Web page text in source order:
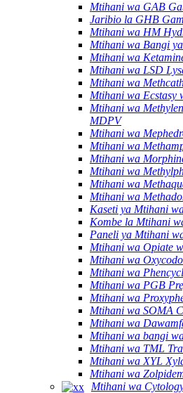
Mtihani wa GAB
Jaribio la GHB
Mtihani wa HM
Mtihani wa Bangi
Mtihani wa
Mtihani wa LSD
Mtihani wa
Mtihani wa Ecstasy
Mtihani wa
MDPV
Mtihani wa
Mtihani wa
Mtihani wa
Mtihani wa
Mtihani wa
Mtihani wa
Kaseti ya Mtihani
Kombe la Mtihani
Paneli ya Mtihani
Mtihani wa Opiate
Mtihani wa
Mtihani wa
Mtihani wa PGB
Mtihani wa
Mtihani wa SOMA
Mtihani wa
Mtihani wa bangi
Mtihani wa TML
Mtihani wa XYL
Mtihani wa
Mtihani wa